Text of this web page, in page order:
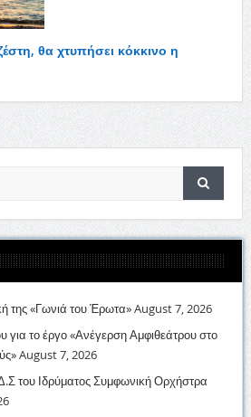
θα χτυπήσει κόκκινο η
της «Γωνιά του Έρωτα»August 7, 2026
το έργο «Ανέγερση Αμφιθεάτρου στο
August 7, 2026
του Ιδρύματος Συμφωνική Ορχήστρα